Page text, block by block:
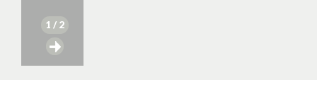
1 / 2